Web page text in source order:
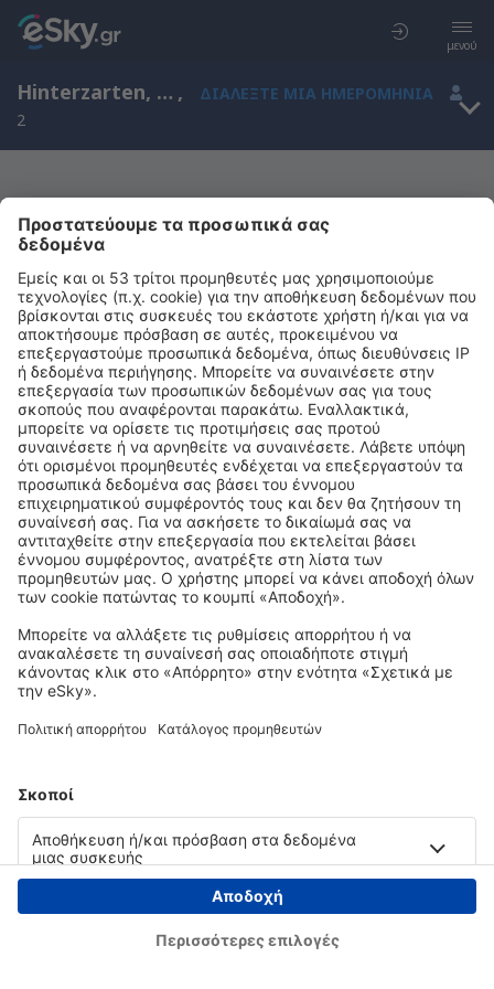
μενού
Hinterzarten, Baden-Wurttemberg, Γερμανία ,
ΔΙΑΛΈΞΤΕ ΜΙΑ ΗΜΕΡΟΜΗΝΊΑ
2
Μας συγχωρείτε, δεν υπάρχουν
αποτελέσματα για την αναζήτησή σας
Προσπαθήστε να κάνετε αναζήτηση με διαφορετικά κριτήρια
Copyright © eSky.gr. Με την επιφύλαξη παντός νομίμου δικαιώματος.